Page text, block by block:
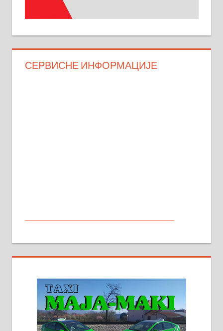
СЕРВИСНЕ ИНФОРМАЦИЈЕ
На продају кућа у Алексинцу,
стамбене целине једна уз другу.
2х150м2, две гараже, централно
грејање на гас и дрва. Две
адресе. 063/71-74-023